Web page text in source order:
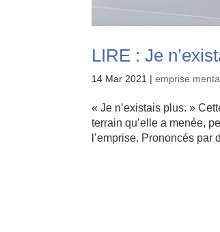
LIRE : Je
14 Mar 2021 |emprise
« Je n’existais plus. »
terrain qu’elle a menée,
l’emprise. Prononcés par